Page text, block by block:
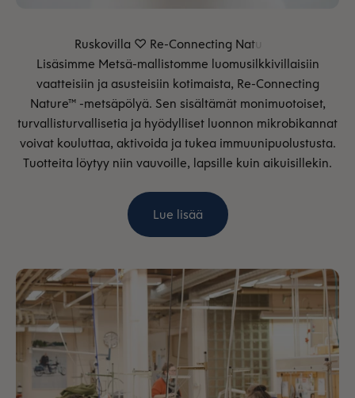
Lisäsimme Metsä-mallistomme luomusilkkivillaisiin
vaatteisiin ja asusteisiin kotimaista, Re-Connecting
Nature™ -metsäpölyä. Sen sisältämät monimuotoiset,
turvallisturvallisetia ja hyödylliset luonnon mikrobikannat
voivat kouluttaa, aktivoida ja tukea immuunipuolustusta.
Tuotteita löytyy niin vauvoille, lapsille kuin aikuisillekin.
Lue lisää